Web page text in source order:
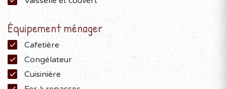
Équipement ménager
Cafetière
Congélateur
Cuisinière